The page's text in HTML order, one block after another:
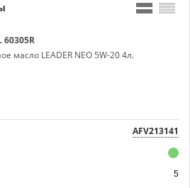
60305R
масло LEADER NEO 5W-20 4л.
AFV213141
5